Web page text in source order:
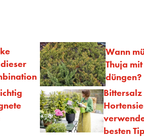
Wann
Thuja
düngen?
besten